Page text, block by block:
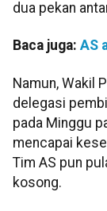
dua pekan
Baca juga: AS
Namun, Wakil
delegasi
pada Minggu
mencapai
Tim AS pun
kosong.